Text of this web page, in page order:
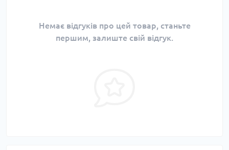
Немає відгуків про цей товар, станьте
першим, залиште свій відгук.